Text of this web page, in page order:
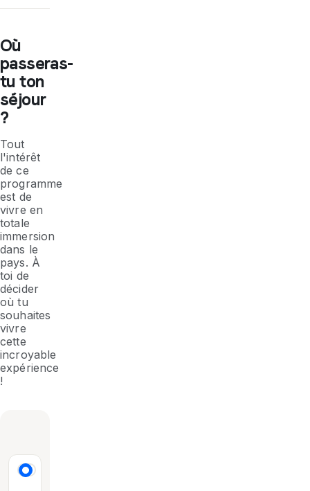
Où
passeras-
tu ton
séjour
?
Tout
l'intérêt
de ce
programme
est de
vivre en
totale
immersion
dans le
pays. À
toi de
décider
où tu
souhaites
vivre
cette
incroyable
expérience
!